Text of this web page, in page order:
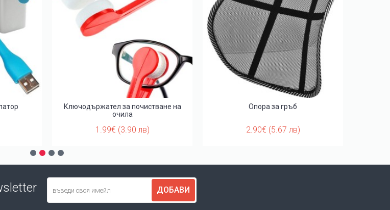
Ключодържател за почистване на
очила
1.99€ (3.90 лв)
Опора за гръб
2.90€ (5.67 лв)
ДОБАВИ